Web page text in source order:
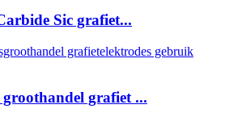
Sic grafiet...
grafiet ...